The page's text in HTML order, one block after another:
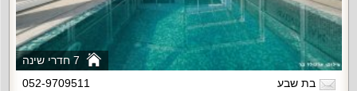
7 חדרי שינה
בת שבע
052-9709511